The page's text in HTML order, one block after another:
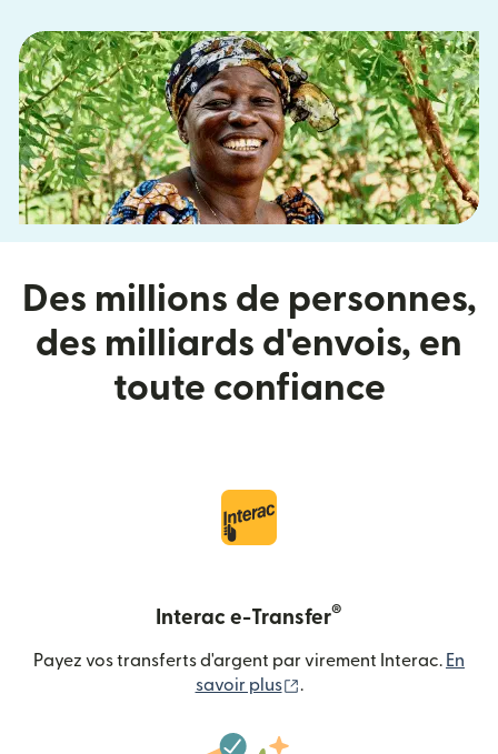
Des millions de personnes,
des milliards d'envois, en
toute confiance
Interac e-Transfer®
Payez vos transferts d'argent par virement Interac. En
savoir plus
.